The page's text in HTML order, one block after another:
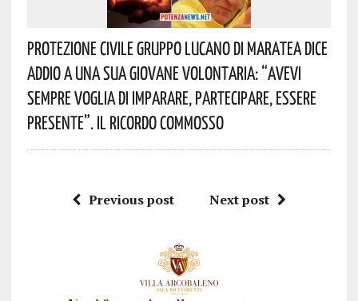
Protezione Civile Gruppo Lucano Di Maratea Dice
Addio A Una Sua Giovane Volontaria: “avevi
Sempre Voglia Di Imparare, Partecipare, Essere
Presente”. Il Ricordo Commosso
Previous post Next post